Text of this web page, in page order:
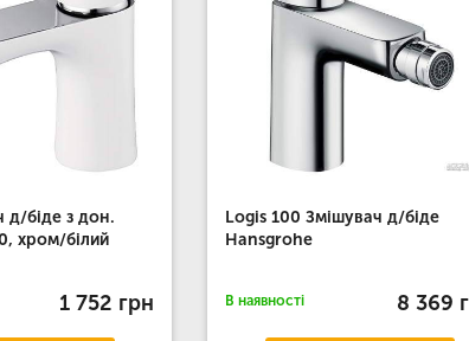
д/біде з дон.
хром/білий
1 752 грн
Logis 100 Змішувач д/біде
Hansgrohe
В наявності 8 369